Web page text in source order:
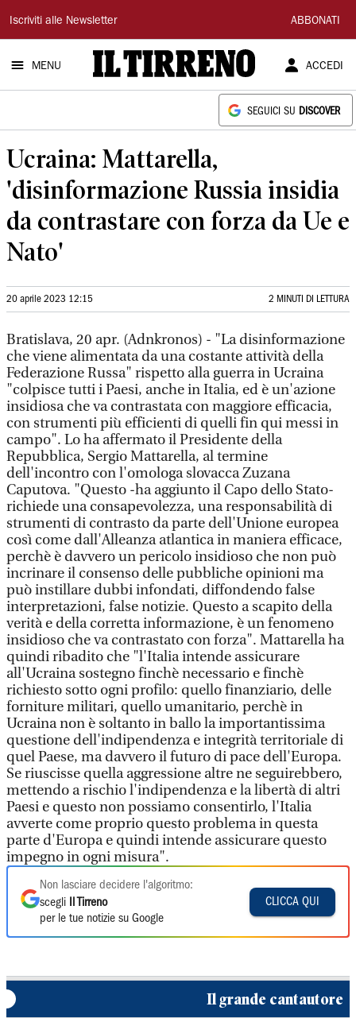
Il
Tirreno
Iscriviti alle Newsletter ABBONATI
MENU ACCEDI
SEGUICI SU DISCOVER
Ucraina: Mattarella,
'disinformazione Russia insidia
da contrastare con forza da Ue e
Nato'
20 aprile 2023 12:15 2 MINUTI DI LETTURA
Bratislava, 20 apr. (Adnkronos) - "La disinformazione
che viene alimentata da una costante attività della
Federazione Russa" rispetto alla guerra in Ucraina
"colpisce tutti i Paesi, anche in Italia, ed è un'azione
insidiosa che va contrastata con maggiore efficacia,
con strumenti più efficienti di quelli fin qui messi in
campo". Lo ha affermato il Presidente della
Repubblica, Sergio Mattarella, al termine
dell'incontro con l'omologa slovacca Zuzana
Caputova. "Questo -ha aggiunto il Capo dello Stato-
richiede una consapevolezza, una responsabilità di
strumenti di contrasto da parte dell'Unione europea
così come dall'Alleanza atlantica in maniera efficace,
perchè è davvero un pericolo insidioso che non può
incrinare il consenso delle pubbliche opinioni ma
può instillare dubbi infondati, diffondendo false
interpretazioni, false notizie. Questo a scapito della
verità e della corretta informazione, è un fenomeno
insidioso che va contrastato con forza". Mattarella ha
quindi ribadito che "l'Italia intende assicurare
all'Ucraina sostegno finchè necessario e finchè
richiesto sotto ogni profilo: quello finanziario, delle
forniture militari, quello umanitario, perchè in
Ucraina non è soltanto in ballo la importantissima
questione dell'indipendenza e integrità territoriale di
quel Paese, ma davvero il futuro di pace dell'Europa.
Se riuscisse quella aggressione altre ne seguirebbero,
mettendo a rischio l'indipendenza e la libertà di altri
Paesi e questo non possiamo consentirlo, l'Italia
avverte come proprio questo problema in questa
parte d'Europa e quindi intende assicurare questo
impegno in ogni misura".
Non lasciare decidere l'algoritmo:
scegli
Il Tirreno
per le tue notizie su Google
CLICCA QUI
Il grande cantautore